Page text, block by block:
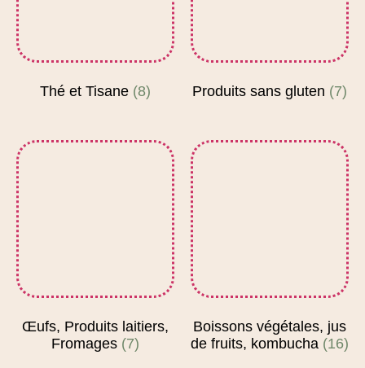
Thé et Tisane (8) Produits sans gluten (7)
Œufs, Produits laitiers,
Fromages (7)
Boissons végétales, jus
de fruits, kombucha (16)